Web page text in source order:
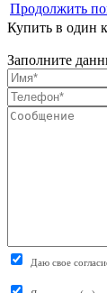
Продолжить
Купить в один
Заполните
Даю свое